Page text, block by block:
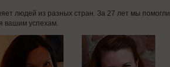
людей из разных стран. За 27 лет мы
вашим успехам.